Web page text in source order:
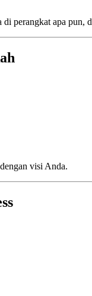
perangkat apa pun,
visi Anda.